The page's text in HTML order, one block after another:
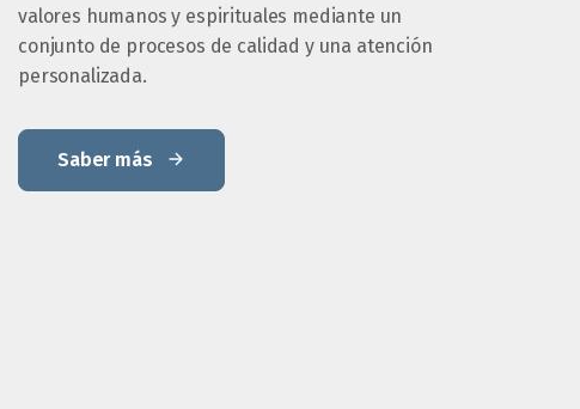
valores humanos y espirituales mediante un
conjunto de procesos de calidad y una atención
personalizada.
Saber más